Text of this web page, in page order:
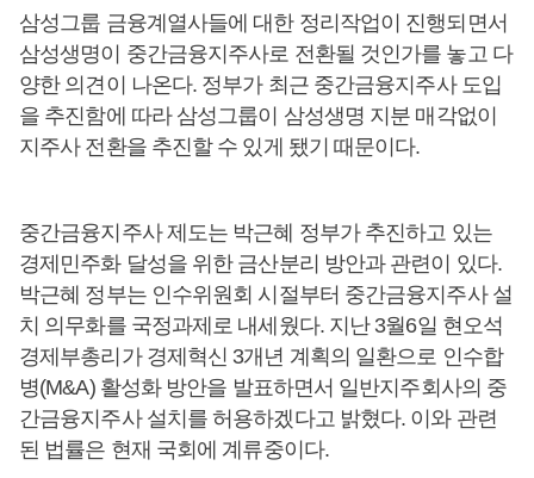
삼성그룹 금융계열사들에 대한 정리작업이 진행되면서
삼성생명이 중간금융지주사로 전환될 것인가를 놓고 다
양한 의견이 나온다. 정부가 최근 중간금융지주사 도입
을 추진함에 따라 삼성그룹이 삼성생명 지분 매각없이
지주사 전환을 추진할 수 있게 됐기 때문이다.
중간금융지주사 제도는 박근혜 정부가 추진하고 있는
경제민주화 달성을 위한 금산분리 방안과 관련이 있다.
박근혜 정부는 인수위원회 시절부터 중간금융지주사 설
치 의무화를 국정과제로 내세웠다. 지난 3월6일 현오석
경제부총리가 경제혁신 3개년 계획의 일환으로 인수합
병(M&A) 활성화 방안을 발표하면서 일반지주회사의 중
간금융지주사 설치를 허용하겠다고 밝혔다. 이와 관련
된 법률은 현재 국회에 계류중이다.